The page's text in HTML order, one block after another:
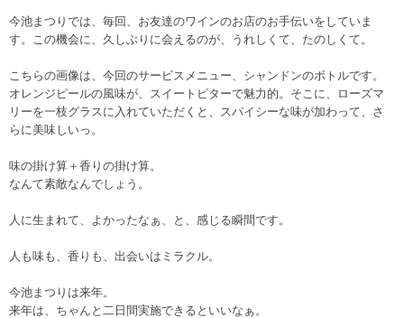
今池まつりでは、毎回、お友達のワインのお店のお手伝いをしていま
す。この機会に、久しぶりに会えるのが、うれしくて、たのしくて。
こちらの画像は、今回のサービスメニュー、シャンドンのボトルです。
オレンジピールの風味が、スイートビターで魅力的。そこに、ローズマ
リーを一枝グラスに入れていただくと、スパイシーな味が加わって、さ
らに美味しいっ。
味の掛け算＋香りの掛け算。
なんて素敵なんでしょう。
人に生まれて、よかったなぁ、と、感じる瞬間です。
人も味も、香りも、出会いはミラクル。
今池まつりは来年。
来年は、ちゃんと二日間実施できるといいなぁ。